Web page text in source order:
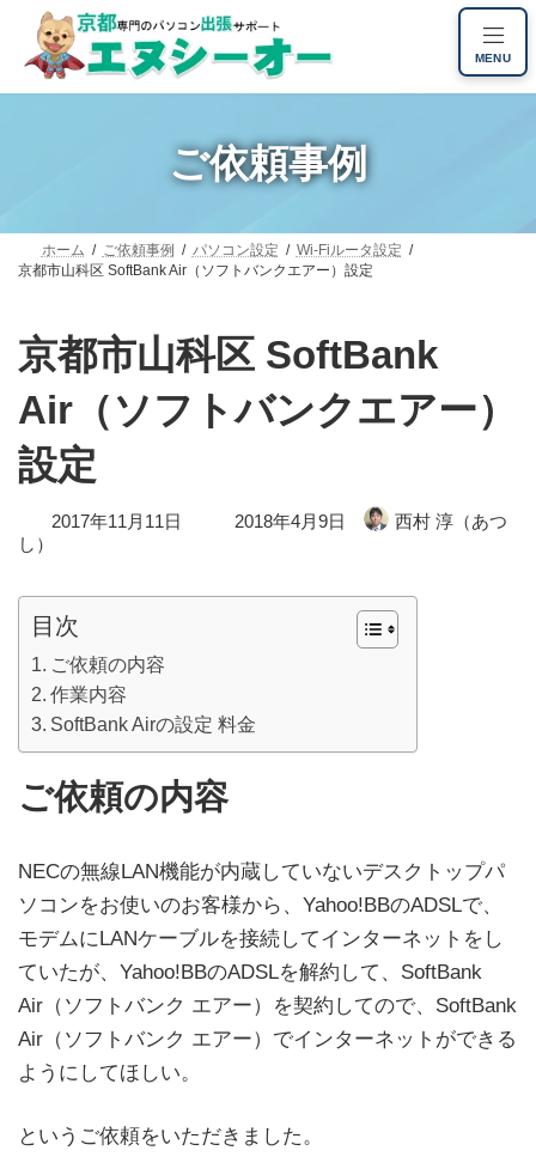
ン
ー
ご依頼事例
ホーム ご依頼事例 パソコン設定
Wi-Fiルータ設定
京都市山科区 SoftBank Air（ソフトバンクエアー）設定
京都市山科区 SoftBank
Air（ソフトバンクエアー）
設定
2017年11月11日
最
日
2018年4月9日
西村 淳（あつ
し）
目次
ご依頼の内容
作業内容
SoftBank Airの設定 料金
ご依頼の内容
NECの無線LAN機能が内蔵していないデスクトップパ
ソコンをお使いのお客様から、Yahoo!BBのADSLで、
モデムにLANケーブルを接続してインターネットをし
ていたが、Yahoo!BBのADSLを解約して、SoftBank
Air（ソフトバンク エアー）を契約してので、SoftBank
Air（ソフトバンク エアー）でインターネットができる
ようにしてほしい。
というご依頼をいただきました。
MENU